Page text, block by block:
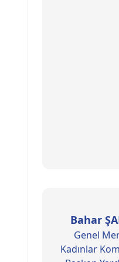
Bahar
Genel
Kadınlar